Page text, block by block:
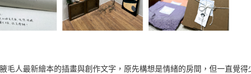
人最新繪本的插畫與創作文字，原先構想是情緒的房間，但一直覺得